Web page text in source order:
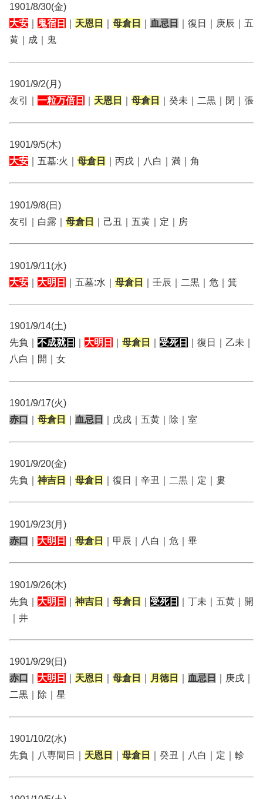
1901/8/30(金)
大安
鬼宿日 天恩日 母倉日 血忌日
｜復日｜庚辰｜五
黄｜成｜鬼
1901/9/2(月)
友引｜ 一粒万倍日 天恩日 母倉日 ｜癸未｜二黒｜閉｜張
1901/9/5(木)
大安 ｜五墓:火｜ 母倉日 ｜丙戌｜八白｜満｜角
1901/9/8(日)
友引｜白露｜ 母倉日 ｜己丑｜五黄｜定｜房
1901/9/11(水)
大安
大明日 ｜五墓:水｜ 母倉日 ｜壬辰｜二黒｜危｜箕
1901/9/14(土)
先負｜ 不成就日 大明日 母倉日 受死日
｜復日｜乙未｜
八白｜開｜女
1901/9/17(火)
赤口
母倉日 血忌日 ｜戊戌｜五黄｜除｜室
1901/9/20(金)
先負｜ 神吉日 母倉日 ｜復日｜辛丑｜二黒｜定｜婁
1901/9/23(月)
赤口
大明日 母倉日 ｜甲辰｜八白｜危｜畢
1901/9/26(木)
先負｜ 大明日 神吉日 母倉日 受死日
｜丁未｜五黄｜開
｜井
1901/9/29(日)
赤口
大明日 天恩日 母倉日 月徳日 血忌日
｜庚戌｜
二黒｜除｜星
1901/10/2(水)
先負｜八専間日｜ 天恩日 母倉日 ｜癸丑｜八白｜定｜軫